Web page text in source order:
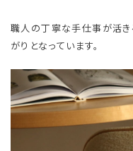
職人の丁寧な手仕事が活き
がりとなっています。